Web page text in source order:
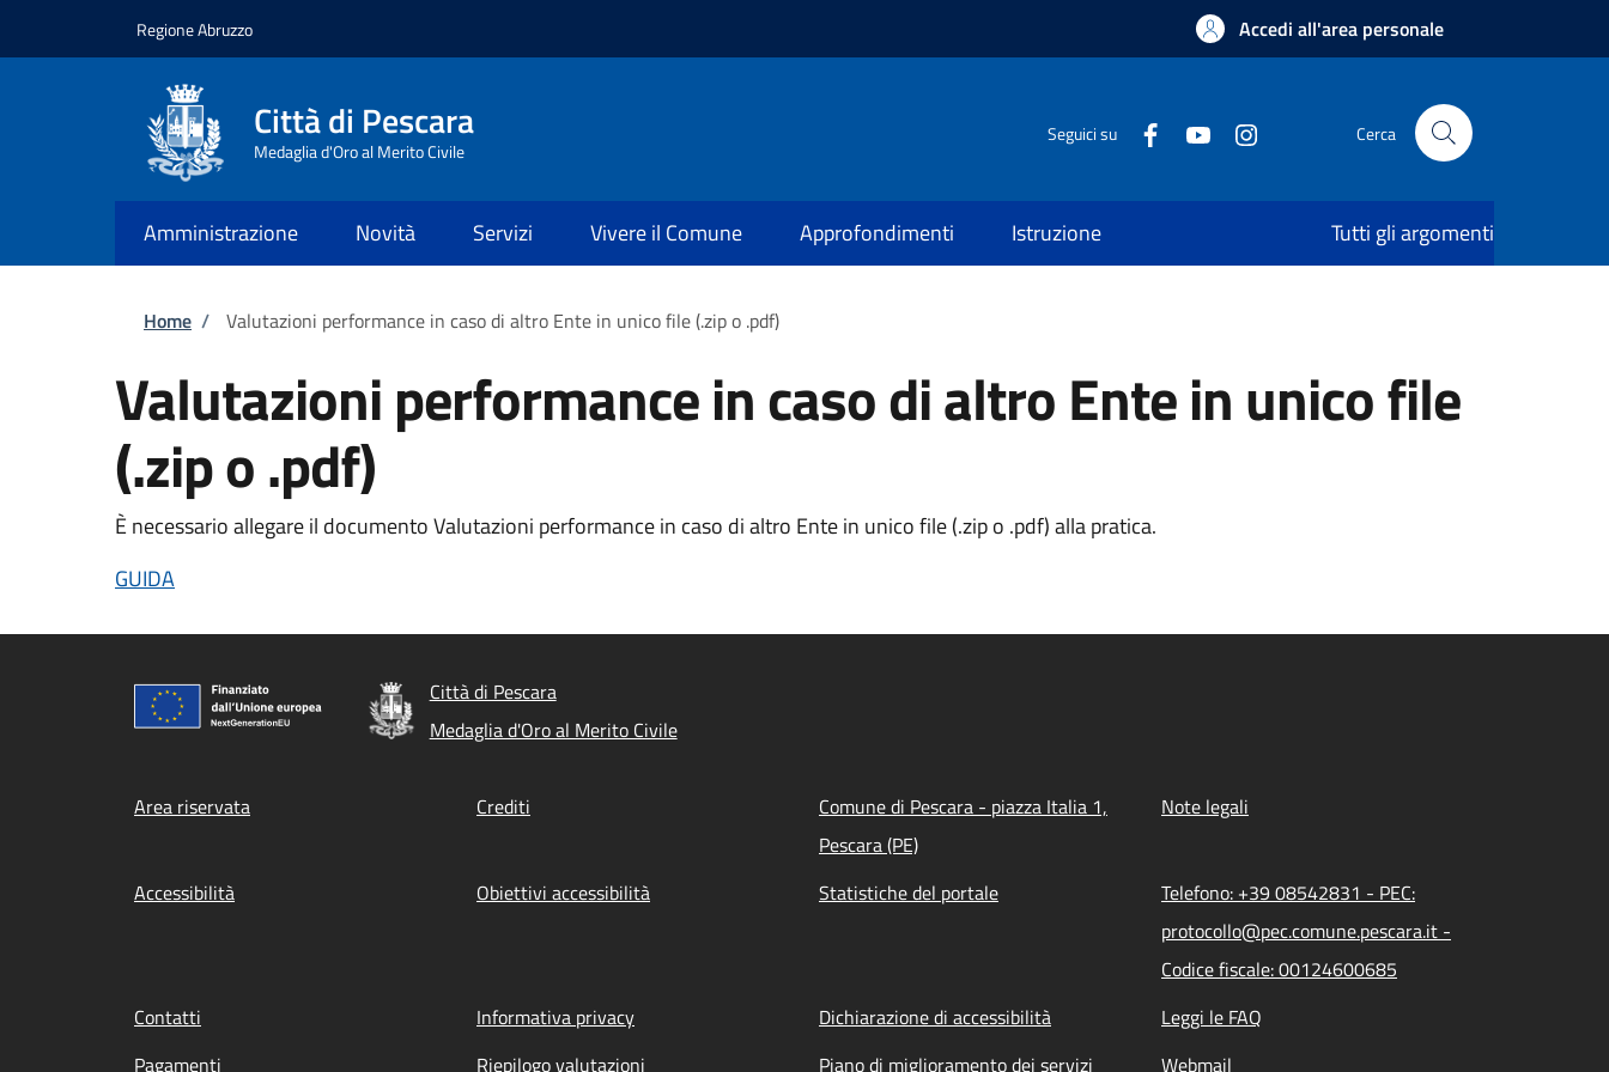
Regione Abruzzo Accedi all'area personale
Città di Pescara
Medaglia d'Oro al Merito Civile
Seguici su Cerca
Amministrazione Novità Servizi Vivere il Comune Approfondimenti Istruzione Tutti gli argomenti
Briciole di pane
Home / Valutazioni performance in caso di altro Ente in unico file (.zip o .pdf)
Valutazioni performance in caso di altro Ente in unico file
(.zip o .pdf)
È necessario allegare il documento Valutazioni performance in caso di altro Ente in unico file (.zip o .pdf) alla pratica.
GUIDA
Città di Pescara
Medaglia d'Oro al Merito Civile
Footer menu
Area riservata Crediti
Comune di Pescara - piazza Italia 1,
Pescara (PE)
Note legali
Accessibilità Obiettivi accessibilità Statistiche del portale
Telefono: +39 08542831 - PEC:
protocollo@pec.comune.pescara.it -
Codice fiscale: 00124600685
Contatti
Informativa privacy Dichiarazione di accessibilità
Leggi le FAQ
Pagamenti
Riepilogo valutazioni Piano di miglioramento dei servizi Webmail